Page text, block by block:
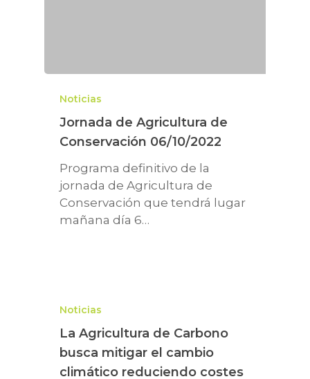
Noticias
Jornada de Agricultura de
Conservación 06/10/2022
Programa definitivo de la
jornada de Agricultura de
Conservación que tendrá lugar
mañana día 6…
Noticias
La Agricultura de Carbono
busca mitigar el cambio
climático reduciendo costes